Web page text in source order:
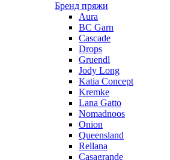
Бренд пряжи
Aura
BC Garn
Cascade
Drops
Gruendl
Jody Long
Katia Concept
Kremke
Lana Gatto
Nomadnoos
Onion
Queensland
Rellana
Casagrande